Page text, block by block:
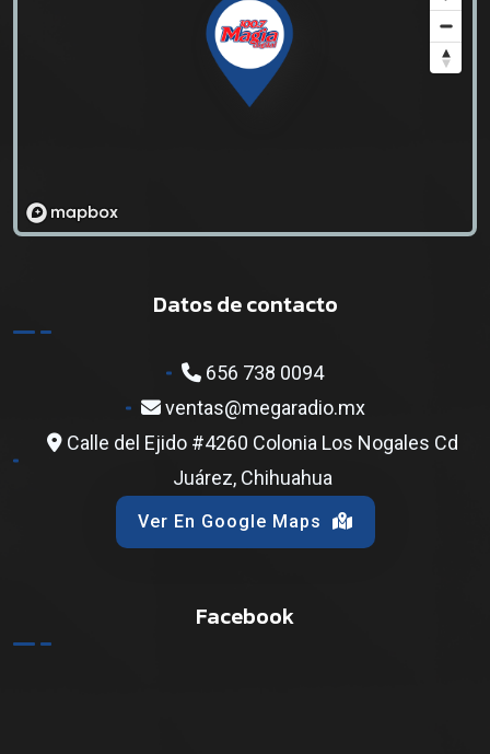
Datos de contacto
656 738 0094
ventas@megaradio.mx
Calle del Ejido #4260 Colonia Los Nogales Cd
Juárez, Chihuahua
Ver En Google Maps
Facebook